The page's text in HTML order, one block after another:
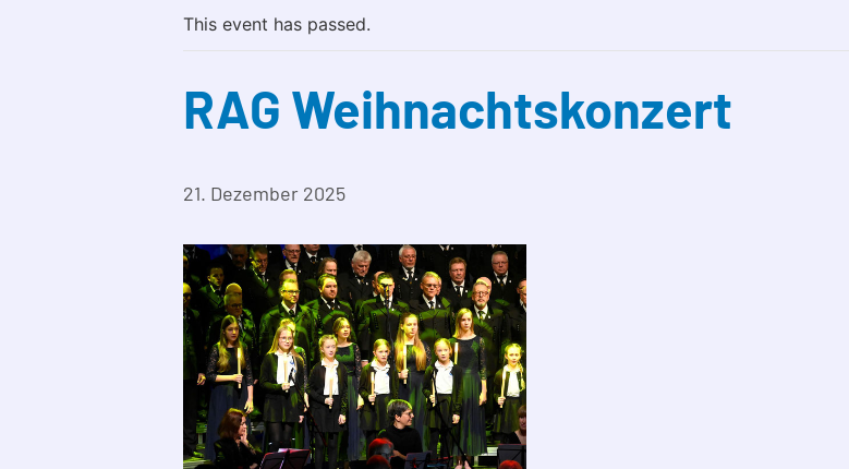
This event has passed.
RAG Weihnachtskonzert
21. Dezember 2025